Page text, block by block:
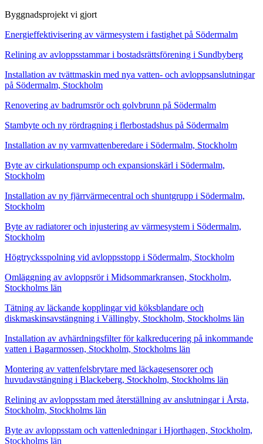
Byggnadsprojekt vi gjort
Energieffektivisering av värmesystem i fastighet på Södermalm
Relining av avloppsstammar i bostadsrättsförening i Sundbyberg
Installation av tvättmaskin med nya vatten- och avloppsanslutningar
på Södermalm, Stockholm
Renovering av badrumsrör och golvbrunn på Södermalm
Stambyte och ny rördragning i flerbostadshus på Södermalm
Installation av ny varmvattenberedare i Södermalm, Stockholm
Byte av cirkulationspump och expansionskärl i Södermalm,
Stockholm
Installation av ny fjärrvärmecentral och shuntgrupp i Södermalm,
Stockholm
Byte av radiatorer och injustering av värmesystem i Södermalm,
Stockholm
Högtrycksspolning vid avloppsstopp i Södermalm, Stockholm
Omläggning av avloppsrör i Midsommarkransen, Stockholm,
Stockholms län
Tätning av läckande kopplingar vid köksblandare och
diskmaskinsavstängning i Vällingby, Stockholm, Stockholms län
Installation av avhärdningsfilter för kalkreducering på inkommande
vatten i Bagarmossen, Stockholm, Stockholms län
Montering av vattenfelsbrytare med läckagesensorer och
huvudavstängning i Blackeberg, Stockholm, Stockholms län
Relining av avloppsstam med återställning av anslutningar i Årsta,
Stockholm, Stockholms län
Byte av avloppsstam och vattenledningar i Hjorthagen, Stockholm,
Stockholms län